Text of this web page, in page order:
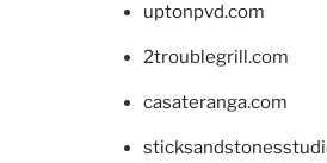
uptonpvd.com
2troublegrill.com
casateranga.com